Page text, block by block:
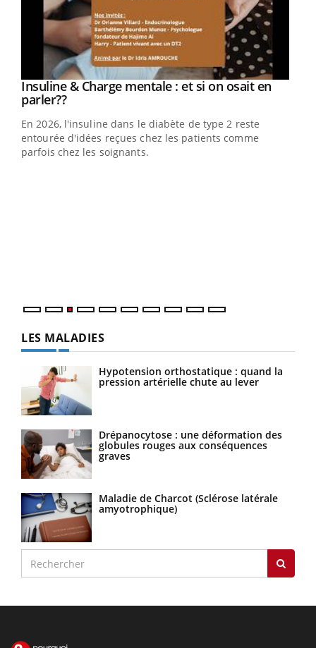
Youtube
Insuline & Charge mentale : et si on osait en
parler??Youtube
En 2026, l'insuline dans le diabète de type 2 reste
entourée d'idées reçues chez les patients comme
parfois chez les soignants.
LES MALADIES
Hypotension orthostatique : quand la
pression artérielle chute au lever
Drépanocytose : une déformation des
globules rouges aux conséquences
graves
Maladie de Charcot (Sclérose latérale
amyotrophique)